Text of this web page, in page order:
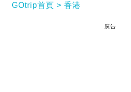
GOtrip首頁 香港
廣告